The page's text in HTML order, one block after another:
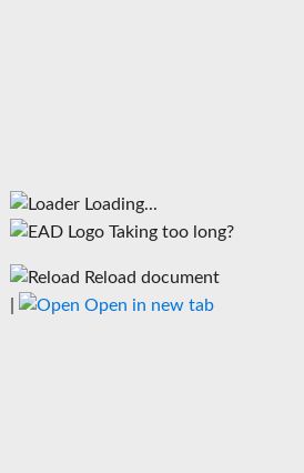
Loading...
Taking too long?
Reload document
Open in new tab